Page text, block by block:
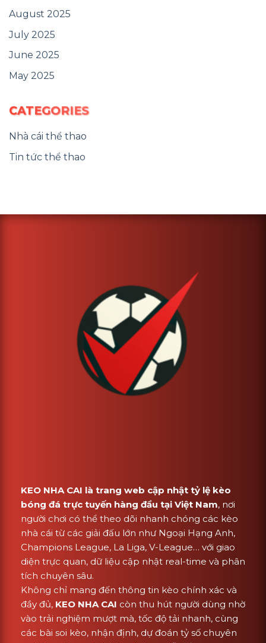
August 2025
July 2025
June 2025
May 2025
CATEGORIES
Nhà cái thể thao
Tin tức thể thao
KEO NHA CAI là trang web cập nhật tỷ lệ kèo
bóng đá trực tuyến hàng đầu tại Việt Nam, nơi
người chơi có thể theo dõi nhanh chóng các kèo
nhà cái từ các giải đấu lớn như Ngoại Hạng Anh,
Champions League, La Liga, V-League… với giao
diện trực quan, dữ liệu cập nhật real-time và phân
tích chuyên sâu.
Không chỉ mang đến thông tin kèo chính xác và
đầy đủ, KEO NHA CAI còn thu hút người dùng nhờ
vào trải nghiệm mượt mà, tốc độ tải nhanh, cùng
các bài soi kèo, nhận định, dự đoán tỷ số chuyên